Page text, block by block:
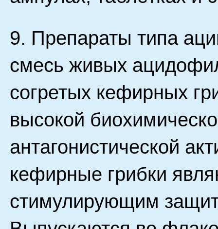
9. Препараты типа
смесь живых
согретых кефирных
высокой
антагонистической
кефирные грибки
стимулирующим